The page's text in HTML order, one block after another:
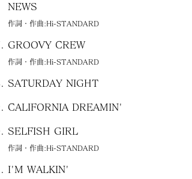
NEWS
作詞・作曲:Hi-STANDARD
GROOVY CREW
作詞・作曲:Hi-STANDARD
SATURDAY NIGHT
CALIFORNIA DREAMIN'
SELFISH GIRL
作詞・作曲:Hi-STANDARD
I'M WALKIN'